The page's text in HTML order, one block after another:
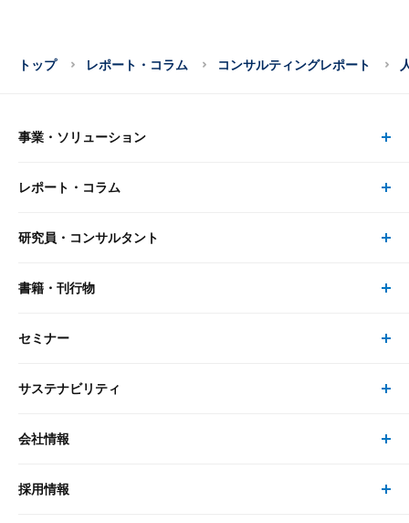
トップ レポート・コラム コンサルティングレポート
事業・ソリューション
事業・ソリューション トップ
リサーチ
大和総研の強み
レポート・コラム
レポート・コラム トップ
最新のレポート・コラム
研究員・コンサルタント
研究員・コンサルタント トップ
研究員
書籍・刊行物
書籍・刊行物 トップ
書籍
セミナー
セミナー トップ
現在受付中のセミナー・イベント
サステナビリティ
サステナビリティの取り組み
次世代社会への貢献
会社情報
会社情報 トップ
採用情報